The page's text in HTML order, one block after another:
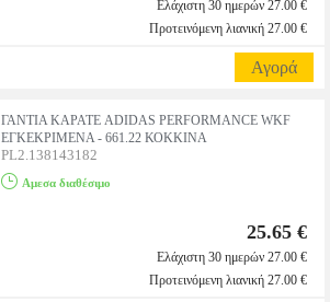
Ελάχιστη 30 ημερών 27.00 €
Προτεινόμενη λιανική 27.00 €
Αγορά
ΓΑΝΤΙΑ ΚΑΡΑΤΕ ADIDAS PERFORMANCE WKF
ΕΓΚΕΚΡΙΜΕΝΑ - 661.22 ΚΟΚΚΙΝΑ
PL2.138143182
Αμεσα διαθέσιμο
25.65 €
Ελάχιστη 30 ημερών 27.00 €
Προτεινόμενη λιανική 27.00 €